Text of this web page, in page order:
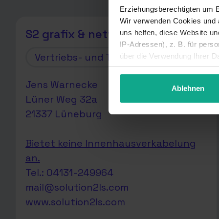
Erziehungsberechtigten um
Wir verwenden Cookies und
uns helfen, diese Website
IP-Adressen), z. B. für
über die Verwendung Ihrer
unter Details widerrufen
Ablehnen
S2 grafix & network
Vertriebs- und Technikpartner
Jens Warnecke
Lüner Weg 32a
21337 Lüneburg
Bietet keine Innenhausverkabelung
an.
Tel.: 04131-249964
mail@solution2ls.com
www.solution2ls.com